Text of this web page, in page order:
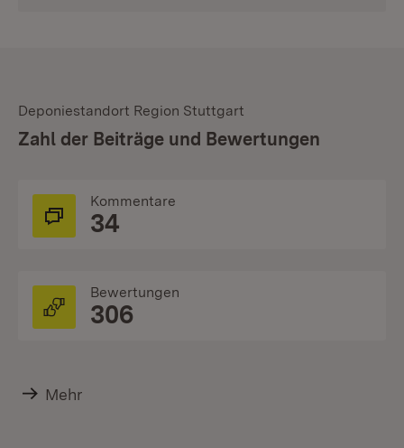
Deponiestandort Region Stuttgart
Zahl der Beiträge und Bewertungen
Kommentare
34
Bewertungen
306
Mehr